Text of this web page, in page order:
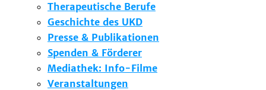
Therapeutische Berufe
Geschichte des UKD
Presse & Publikationen
Spenden & Förderer
Mediathek: Info-Filme
Veranstaltungen